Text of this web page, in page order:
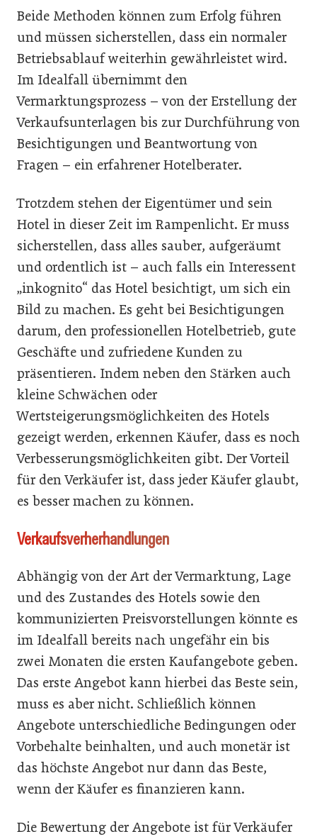
Beide Methoden können zum Erfolg führen
und müssen sicherstellen, dass ein normaler
Betriebsablauf weiterhin gewährleistet wird.
Im Idealfall übernimmt den
Vermarktungsprozess – von der Erstellung der
Verkaufsunterlagen bis zur Durchführung von
Besichtigungen und Beantwortung von
Fragen – ein erfahrener Hotelberater.
Trotzdem stehen der Eigentümer und sein
Hotel in dieser Zeit im Rampenlicht. Er muss
sicherstellen, dass alles sauber, aufgeräumt
und ordentlich ist – auch falls ein Interessent
„inkognito“ das Hotel besichtigt, um sich ein
Bild zu machen. Es geht bei Besichtigungen
darum, den professionellen Hotelbetrieb, gute
Geschäfte und zufriedene Kunden zu
präsentieren. Indem neben den Stärken auch
kleine Schwächen oder
Wertsteigerungsmöglichkeiten des Hotels
gezeigt werden, erkennen Käufer, dass es noch
Verbesserungsmöglichkeiten gibt. Der Vorteil
für den Verkäufer ist, dass jeder Käufer glaubt,
es besser machen zu können.
Verkaufsverherhandlungen
Abhängig von der Art der Vermarktung, Lage
und des Zustandes des Hotels sowie den
kommunizierten Preisvorstellungen könnte es
im Idealfall bereits nach ungefähr ein bis
zwei Monaten die ersten Kaufangebote geben.
Das erste Angebot kann hierbei das Beste sein,
muss es aber nicht. Schließlich können
Angebote unterschiedliche Bedingungen oder
Vorbehalte beinhalten, und auch monetär ist
das höchste Angebot nur dann das Beste,
wenn der Käufer es finanzieren kann.
Die Bewertung der Angebote ist für Verkäufer